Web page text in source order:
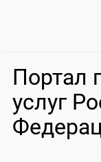
Портал
услуг